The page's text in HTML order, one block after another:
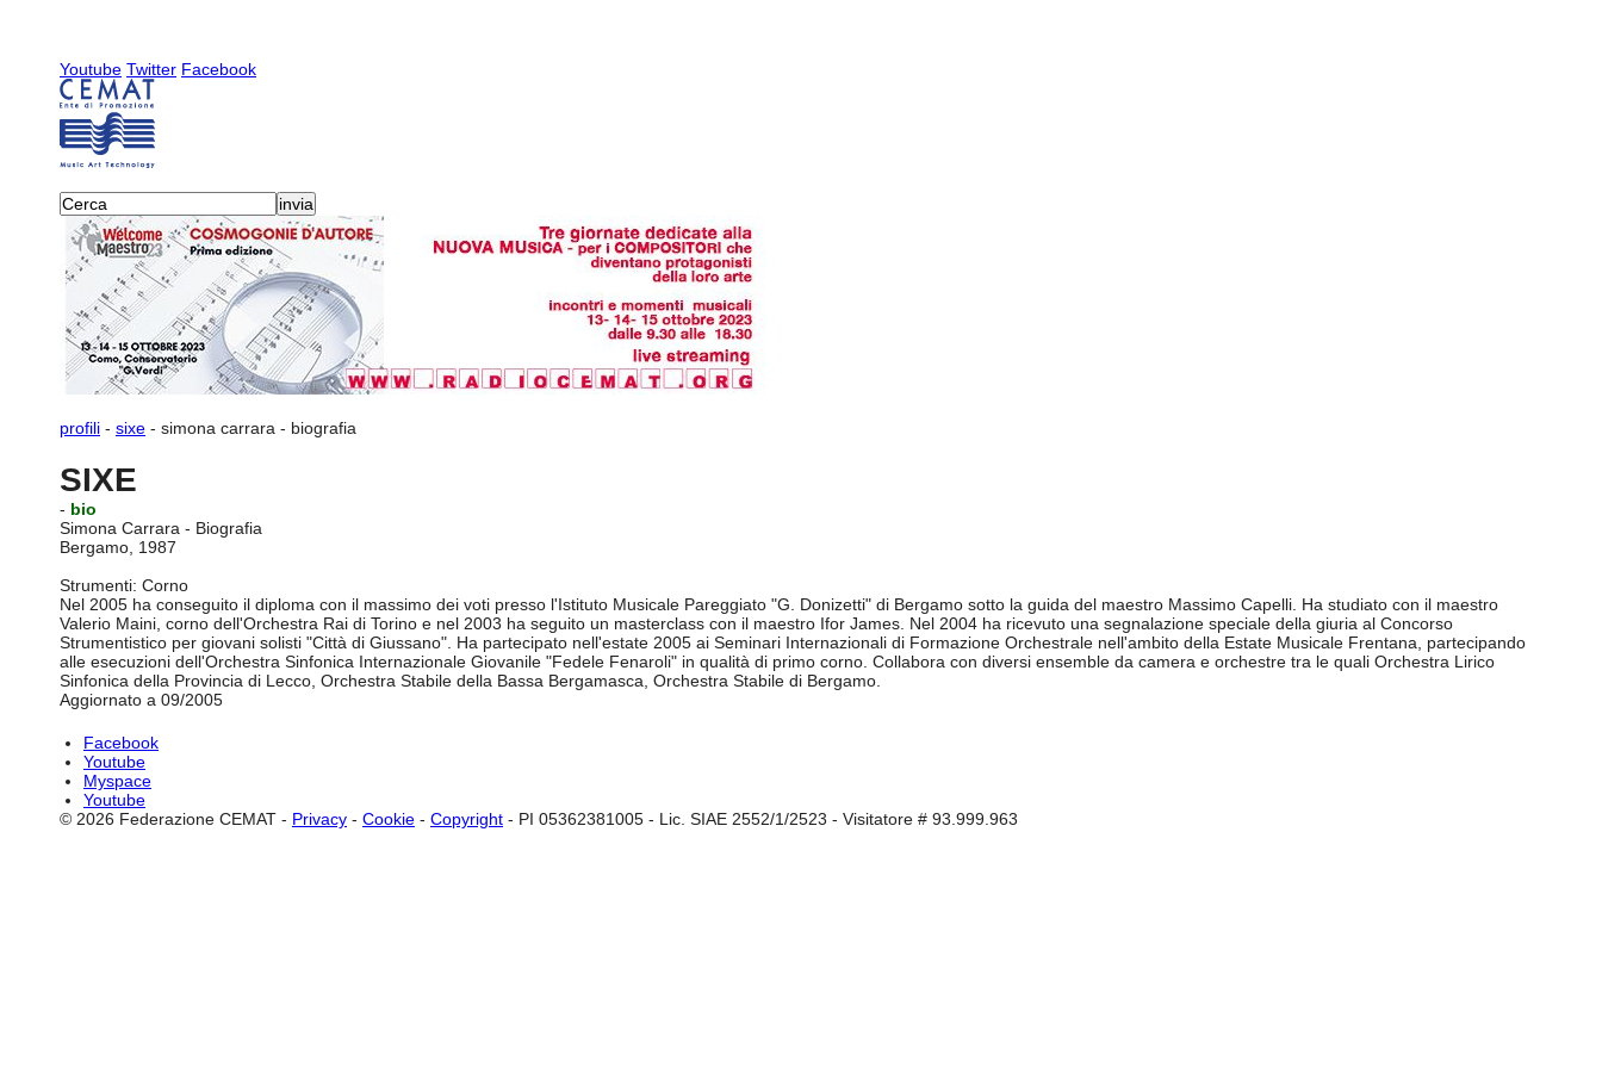
Youtube Twitter Facebook
profili - sixe - simona carrara - biografia
SIXE
- bio
Simona Carrara - Biografia
Bergamo, 1987
Strumenti: Corno
Nel 2005 ha conseguito il diploma con il massimo dei voti presso l'Istituto Musicale Pareggiato "G. Donizetti" di Bergamo sotto la guida del maestro Massimo Capelli. Ha studiato con il maestro
Valerio Maini, corno dell'Orchestra Rai di Torino e nel 2003 ha seguito un masterclass con il maestro Ifor James. Nel 2004 ha ricevuto una segnalazione speciale della giuria al Concorso
Strumentistico per giovani solisti "Città di Giussano". Ha partecipato nell'estate 2005 ai Seminari Internazionali di Formazione Orchestrale nell'ambito della Estate Musicale Frentana, partecipando
alle esecuzioni dell'Orchestra Sinfonica Internazionale Giovanile "Fedele Fenaroli" in qualità di primo corno. Collabora con diversi ensemble da camera e orchestre tra le quali Orchestra Lirico
Sinfonica della Provincia di Lecco, Orchestra Stabile della Bassa Bergamasca, Orchestra Stabile di Bergamo.
Aggiornato a 09/2005
Facebook
Youtube
Myspace
Youtube
© 2026 Federazione CEMAT - Privacy - Cookie - Copyright - PI 05362381005 - Lic. SIAE 2552/1/2523 - Visitatore # 93.999.963